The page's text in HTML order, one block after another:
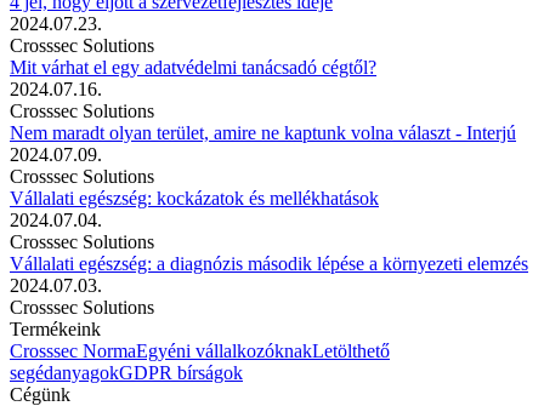
2024.07.23.
Crosssec Solutions
Mit várhat el egy adatvédelmi tanácsadó cégtől?
2024.07.16.
Crosssec Solutions
Nem maradt olyan terület, amire ne kaptunk volna választ - Interjú
2024.07.09.
Crosssec Solutions
Vállalati egészség: kockázatok és mellékhatások
2024.07.04.
Crosssec Solutions
Vállalati egészség: a diagnózis második lépése a környezeti elemzés
2024.07.03.
Crosssec Solutions
Termékeink
Crosssec NormaEgyéni vállalkozóknakLetölthető
segédanyagokGDPR bírságok
Cégünk